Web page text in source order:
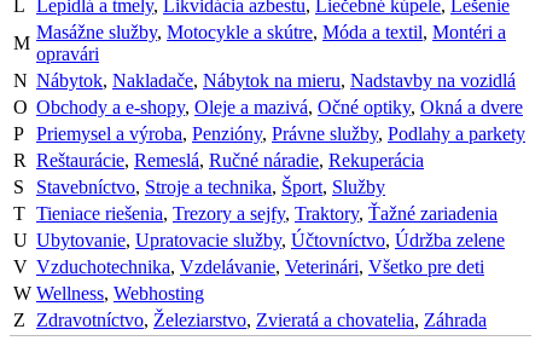
L Lepidlá a tmely, Likvidácia azbestu, Liečebné kúpele, Lešenie
M
Masážne služby, Motocykle a skútre, Móda a textil, Montéri a
opravári
N Nábytok, Nakladače, Nábytok na mieru, Nadstavby na vozidlá
O Obchody a e-shopy, Oleje a mazivá, Očné optiky, Okná a dvere
P Priemysel a výroba, Penzióny, Právne služby, Podlahy a parkety
R Reštaurácie, Remeslá, Ručné náradie, Rekuperácia
S
Stavebníctvo, Stroje a technika, Šport, Služby
T Tieniace riešenia, Trezory a sejfy, Traktory, Ťažné zariadenia
U Ubytovanie, Upratovacie služby, Účtovníctvo, Údržba zelene
V Vzduchotechnika, Vzdelávanie, Veterinári, Všetko pre deti
W Wellness, Webhosting
Z
Zdravotníctvo, Železiarstvo, Zvieratá a chovatelia, Záhrada